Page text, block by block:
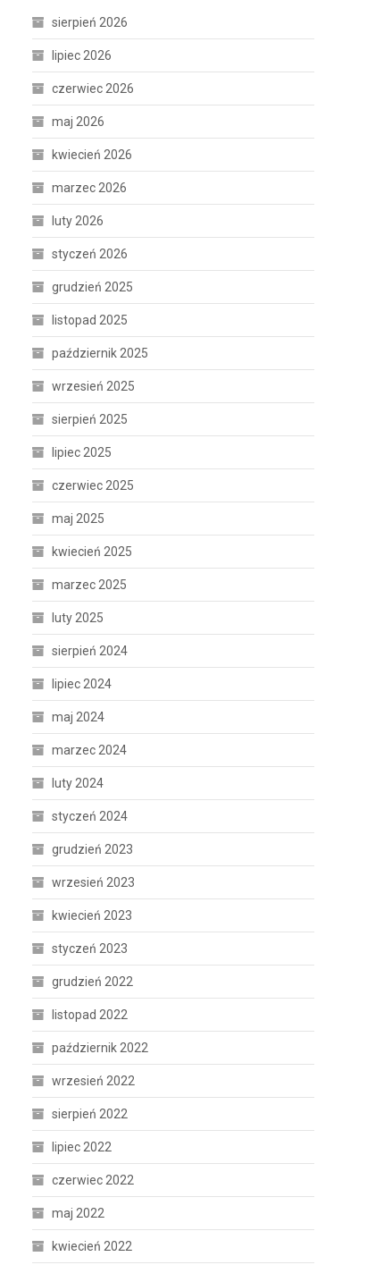
sierpień 2026
lipiec 2026
czerwiec 2026
maj 2026
kwiecień 2026
marzec 2026
luty 2026
styczeń 2026
grudzień 2025
listopad 2025
październik 2025
wrzesień 2025
sierpień 2025
lipiec 2025
czerwiec 2025
maj 2025
kwiecień 2025
marzec 2025
luty 2025
sierpień 2024
lipiec 2024
maj 2024
marzec 2024
luty 2024
styczeń 2024
grudzień 2023
wrzesień 2023
kwiecień 2023
styczeń 2023
grudzień 2022
listopad 2022
październik 2022
wrzesień 2022
sierpień 2022
lipiec 2022
czerwiec 2022
maj 2022
kwiecień 2022